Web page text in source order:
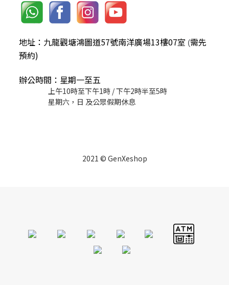
地址：九龍觀塘鴻圖道57號南洋廣場13樓07室 (需先
預約)
辦公時間：星期一至五
上午10時至下午1時 / 下午2時半至5時
星期六，日 及公眾假期休息
2021 © GenXeshop